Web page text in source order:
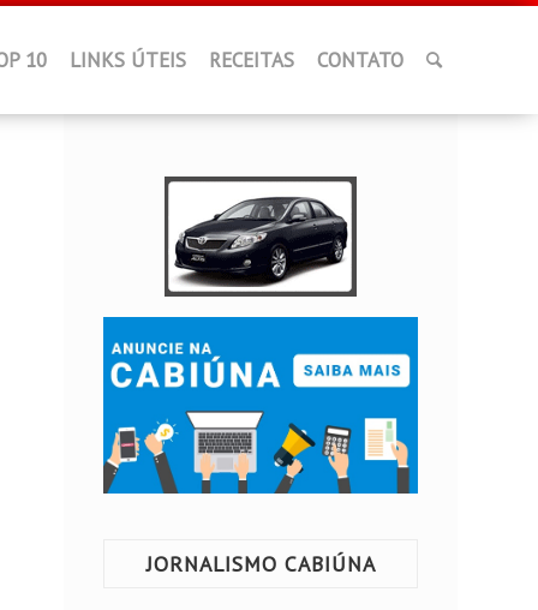
10 LINKS ÚTEIS RECEITAS CONTATO
JORNALISMO CABIÚNA